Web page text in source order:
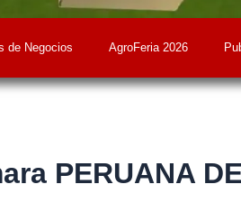
de Negocios AgroFeria 2026
PERUANA